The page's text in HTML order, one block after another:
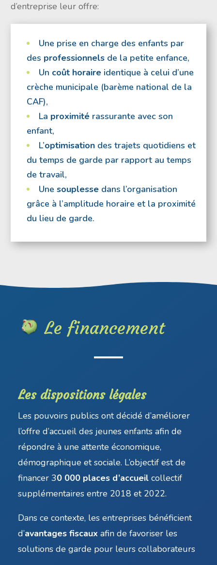
d’entreprise leur offre:
Une prise en charge des enfants par
des professionnels de la petite enfance,
Un coût horaire identique à celui d’une
crèche municipale (barème national de la
CAF),
La proximité rassurante avec son
enfant,
L’optimisation des trajets quotidiens et
du temps de garde par rapport au temps
de travail,
Unesouplesse dans l’organisation
grâce à l’amplitude horaire et la proximité
du lieu de garde.
Le financement
Les dispositions légales
Les pouvoirs publics ont décidé d’améliorer
l’offre d’accueil des jeunes enfants afin de
répondre à une attente économique,
démographique et sociale. L’objectif est de
financer 30 000 places d’accueil collectif
supplémentaires entre 2018 et 2022.
Dans ce contexte, les entreprises bénéficient
d’avantages fiscaux afin de favoriser les
solutions de garde pour leurs collaborateurs